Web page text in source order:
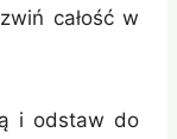
całość w
i odstaw do